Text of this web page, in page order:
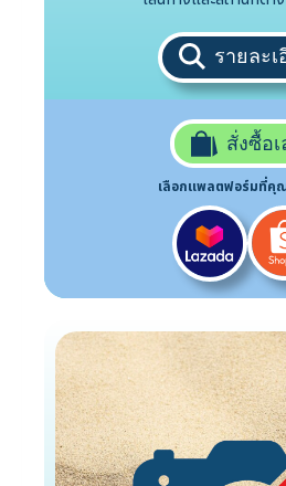
รายละเ
สั่งซื้อเ
เลือกแพลตฟอร์มที่คุ